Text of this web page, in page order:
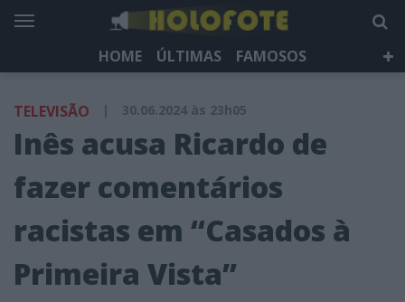
HOME ÚLTIMAS
FAMOSOS
HOLOFOTE TV
NEWSLETTER
TELEVISÃO | 30.06.2024 às 23h05
Inês acusa Ricardo de
fazer comentários
racistas em “Casados à
Primeira Vista”